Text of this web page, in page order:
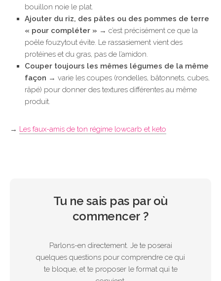
bouillon noie le plat.
Ajouter du riz, des pâtes ou des pommes de terre
« pour compléter » → c’est précisément ce que la
poêle fouzytout évite. Le rassasiement vient des
protéines et du gras, pas de l’amidon.
Couper toujours les mêmes légumes de la même
façon → varie les coupes (rondelles, bâtonnets, cubes,
râpé) pour donner des textures différentes au même
produit.
→ Les faux-amis de ton régime lowcarb et keto
Tu ne sais pas par où
commencer ?
Parlons-en directement. Je te poserai
quelques questions pour comprendre ce qui
te bloque, et te proposer le format qui te